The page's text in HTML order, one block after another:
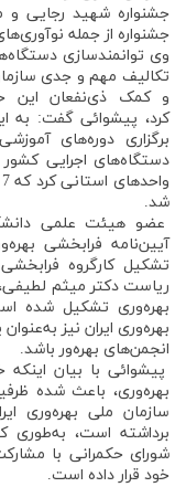
جشنواره شهید رجایی و
جشنواره از جمله
وی توانمندسازی
تکالیف مهم و جدی
و کمک ذی‌نفعان این
کرد، پیشوائی گفت: به
برگزاری دوره‌های
دستگاه‌های اجرایی
شد.
عضو هیئت علمی
آیین‌نامه فرابخشی
تشکیل کارگروه فرابخشی
ریاست دکتر میثم
بهره‌وری تشکیل شده
بهره‌وری ایران نیز
انجمن‌های بهره‌ور باشد.
پیشوائی با بیان
بهره‌وری، باعث شده
سازمان ملی بهره‌وری
برداشته است، به‌طوری
شورای حکمرانی با
خود قرار داده است.